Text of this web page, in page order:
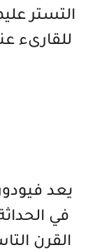
التستر
للقارىء
يعد
في
القرن